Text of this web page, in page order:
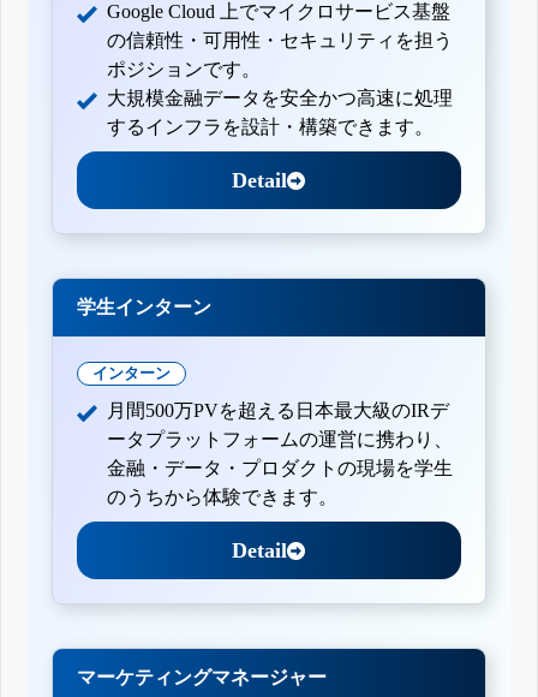
Google Cloud 上でマイクロサービス基盤
の信頼性・可用性・セキュリティを担う
ポジションです。
大規模金融データを安全かつ高速に処理
するインフラを設計・構築できます。
Detail
学生インターン
インターン
月間500万PVを超える日本最大級のIRデ
ータプラットフォームの運営に携わり、
金融・データ・プロダクトの現場を学生
のうちから体験できます。
Detail
マーケティングマネージャー